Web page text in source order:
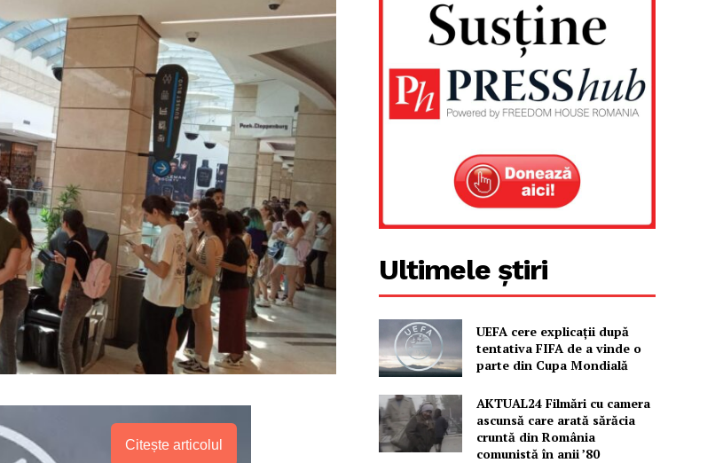
PRESShub
Despre noi / Echipa
Proiecte editoriale
Rețea
Contact
Citește articolul
Ultimele știri
UEFA cere explicații după
tentativa FIFA de a vinde o
parte din Cupa Mondială
AKTUAL24 Filmări cu camera
ascunsă care arată sărăcia
cruntă din România
comunistă în anii ’80